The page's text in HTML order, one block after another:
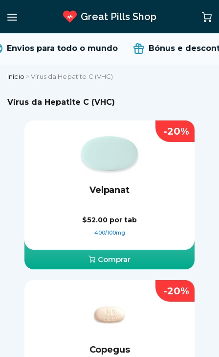
Great Pills Shop
Envios para todo o mundo Bónus e
Início >Vírus da Hepatite C (VHC)
Vírus da Hepatite C (VHC)
Velpanat
$52.00 por tab
400/100mg
Comprar
-20%
Copegus
-20%